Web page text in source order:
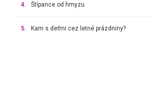
4. Štípance od hmyzu
5. Kam s deťmi cez letné prázdniny?